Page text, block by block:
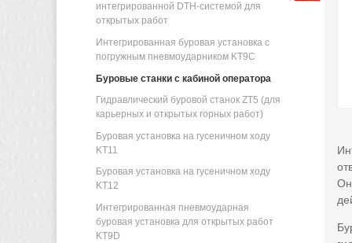
интегрированной DTH-системой для
открытых работ
Интегрированная буровая установка с
погружным пневмоударником KT9C
Буровые станки с кабиной оператора
Гидравлический буровой станок ZT5 (для
карьерных и открытых горных работ)
Буровая установка на гусеничном ходу
KT11
Буровая установка на гусеничном ходу
KT12
Интегрированная пневмоударная
буровая установка для открытых работ
KT9D